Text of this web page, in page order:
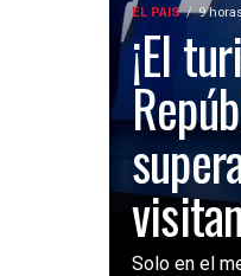
EL PAIS 9
¡El
Solo en el